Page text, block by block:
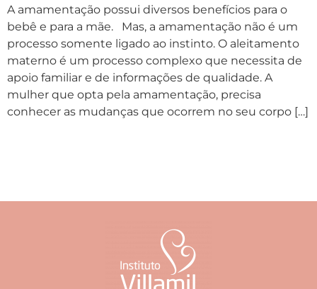
A amamentação possui diversos benefícios para o
bebê e para a mãe. Mas, a amamentação não é um
processo somente ligado ao instinto. O aleitamento
materno é um processo complexo que necessita de
apoio familiar e de informações de qualidade. A
mulher que opta pela amamentação, precisa
conhecer as mudanças que ocorrem no seu corpo […]